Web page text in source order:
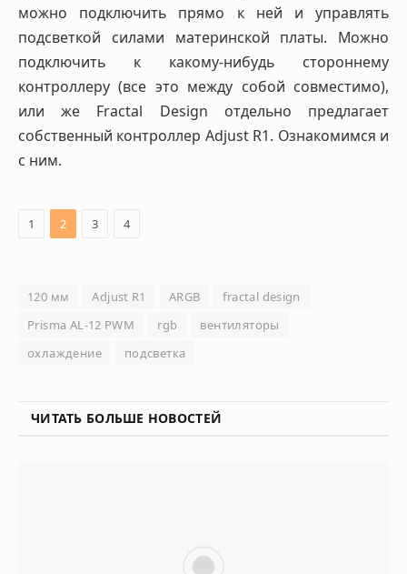
можно подключить прямо к ней и управлять
подсветкой силами материнской платы. Можно
подключить к какому-нибудь стороннему
контроллеру (все это между собой совместимо),
или же Fractal Design отдельно предлагает
собственный контроллер Adjust R1. Ознакомимся и
с ним.
1 2 3 4
120 мм Adjust R1 ARGB
fractal design
Prisma AL-12 PWM
rgb
вентиляторы
охлаждение
подсветка
ЧИТАТЬ БОЛЬШЕ НОВОСТЕЙ